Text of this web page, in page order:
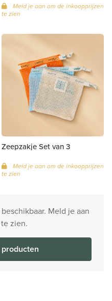
Meld je aan om de inkoopprijzen
te zien
Zeepzakje Set van 3
Meld je aan om de inkoopprijzen
te zien
Meld je aan
zien.